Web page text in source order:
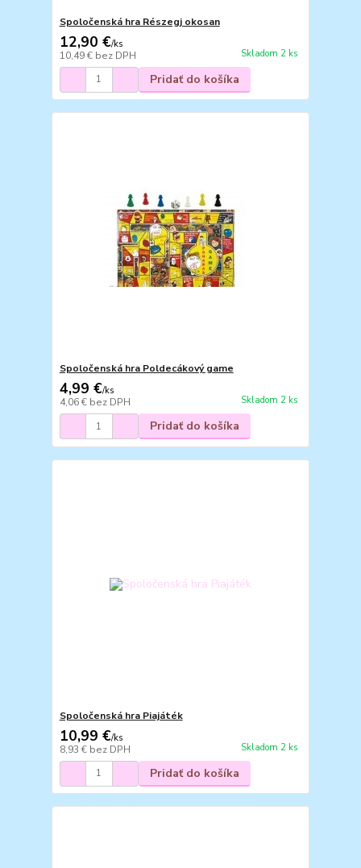
Spoločenská hra Részegj okosan
12,90 €/ks
10,49 € bez DPH Skladom 2 ks
Pridať do košíka
Spoločenská hra Poldecákový game
4,99 €/ks
4,06 € bez DPH Skladom 2 ks
Pridať do košíka
Spoločenská hra Piajáték
10,99 €/ks
8,93 € bez DPH Skladom 2 ks
Pridať do košíka